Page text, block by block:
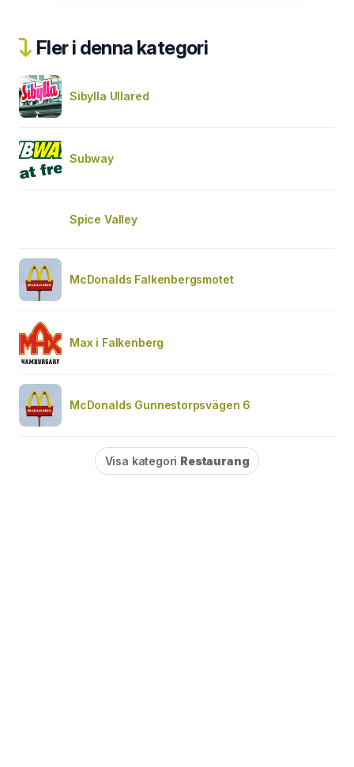
Fler i denna kategori
Sibylla Ullared
Subway
Spice Valley
McDonalds Falkenbergsmotet
Max i Falkenberg
McDonalds Gunnestorpsvägen 6
Visa kategori Restaurang